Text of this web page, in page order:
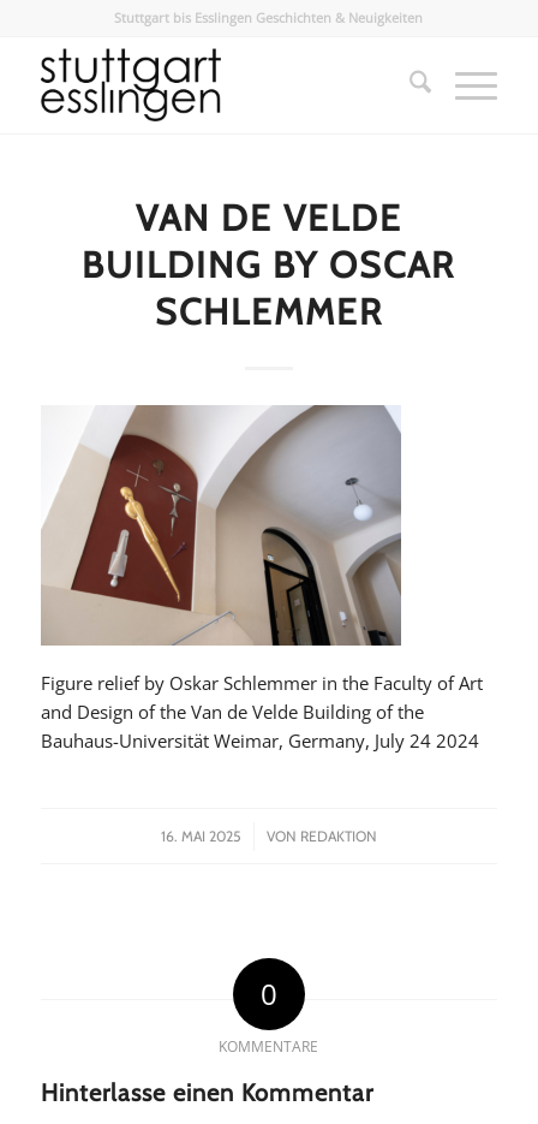
Stuttgart bis Esslingen Geschichten & Neuigkeiten
VAN DE VELDE
BUILDING BY OSCAR
SCHLEMMER
Figure relief by Oskar Schlemmer in the Faculty of Art
and Design of the Van de Velde Building of the
Bauhaus-Universität Weimar, Germany, July 24 2024
16. MAI 2025
/ VON REDAKTION
0
KOMMENTARE
Hinterlasse einen Kommentar